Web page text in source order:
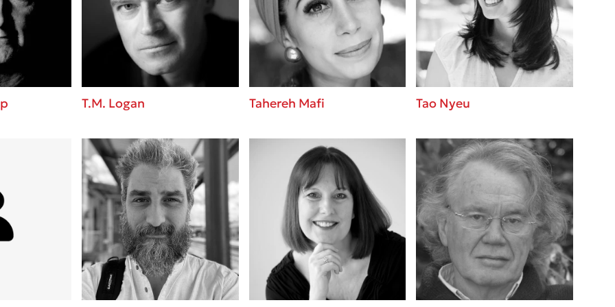
3 βιβλία που μπορείς να διαβάσεις σε
μια μέρα!
Εύκολη συνταγή για chicken BBQ pizza
από τον Άκη Πετρετζίκη!
Διακοπές με τα παιδιά: Η ανάγκη μας για
παύση σε μετωπική σύγκρουση με τη
Πάνω, κάτω, μπροστά, πίσω; Κάνε το
τεστ και ανακάλυψε την τάση σου!
T.M. Logan Tahereh Mafi Tao Nyeu